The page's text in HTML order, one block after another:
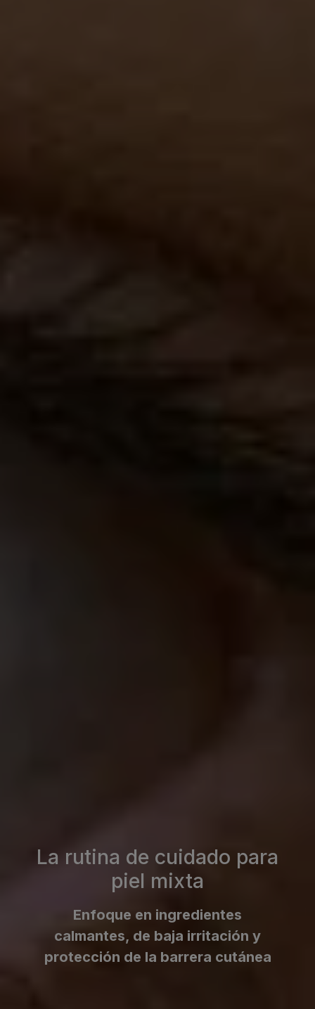
La rutina de cuidado para
piel mixta
Enfoque en ingredientes
calmantes, de baja irritación y
protección de la barrera cutánea